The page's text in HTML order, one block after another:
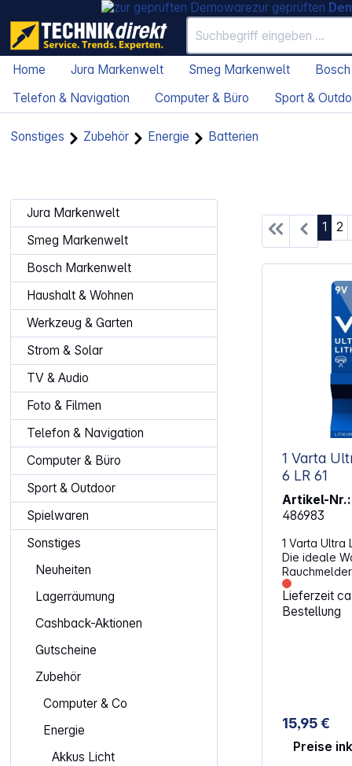
zur geprüften
Home Jura Markenwelt Smeg Markenwelt
Telefon & Navigation
Computer & Büro Sport &
Sonstiges Zubehör Energie Batterien
Jura Markenwelt
Smeg Markenwelt
Bosch Markenwelt
Haushalt & Wohnen
Werkzeug & Garten
Strom & Solar
TV & Audio
Foto & Filmen
Telefon & Navigation
Computer & Büro
Sport & Outdoor
Spielwaren
Sonstiges
Neuheiten
Lagerräumung
Cashback-Aktionen
Gutscheine
Zubehör
Computer & Co
Energie
Akkus Licht
Seite
1 2
1 Varta
6 LR 61
Artikel-Nr.:
486983
1 Varta Ultra
Die ideale
enthält kein
Kadmium
6R21, 6R22,
006P,
4022,
Lieferzeit
Bestellung
15,95 €
Preise